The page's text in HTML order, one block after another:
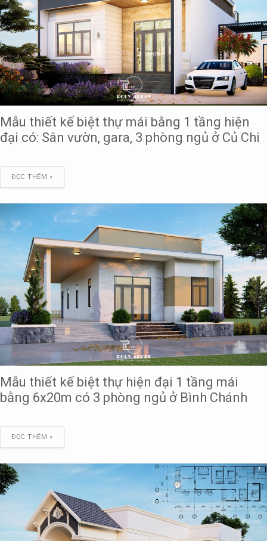
Mẫu thiết kế biệt thự mái bằng 1 tầng hiện
đại có: Sân vườn, gara, 3 phòng ngủ ở Củ Chi
ĐỌC THÊM »
Mẫu thiết kế biệt thự hiện đại 1 tầng mái
bằng 6x20m có 3 phòng ngủ ở Bình Chánh
ĐỌC THÊM »